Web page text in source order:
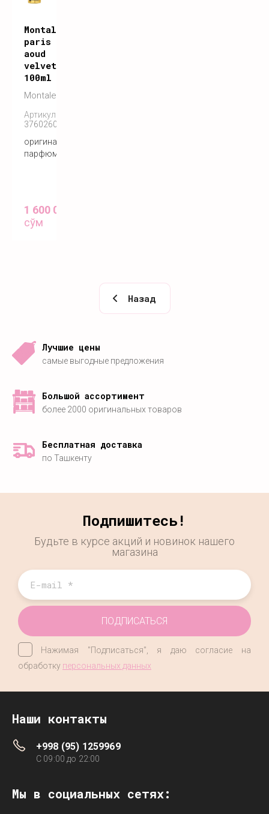
Montale
paris
aoud
velvet
100ml
Montale
Артикул:
3760260450034
оригинальный
парфюм
1 600 000
сўм
Назад
Лучшие цены
самые выгодные предложения
Большой ассортимент
более 2000 оригинальных товаров
Бесплатная доставка
по Ташкенту
Подпишитесь!
Будьте в курсе акций и новинок нашего
магазина
Нажимая "Подписаться", я даю согласие на
обработку персональных данных
ПОДПИСАТЬСЯ
Наши контакты
+998 (95) 1259969
C 09:00 до 22:00
Мы в социальных сетях: